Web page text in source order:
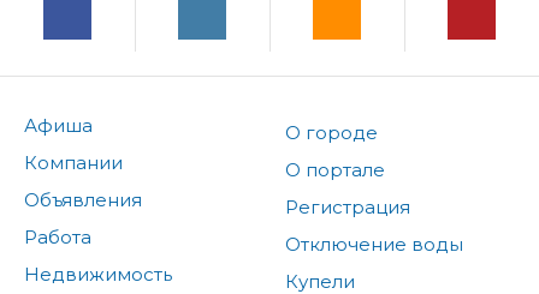
Афиша
Компании
Объявления
Работа
Недвижимость
О городе
О портале
Регистрация
Отключение воды
Купели